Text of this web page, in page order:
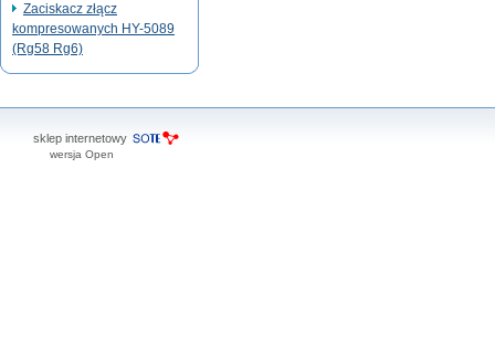
Zaciskacz złącz
kompresowanych HY-5089
(Rg58 Rg6)
sklep internetowy
wersja Open